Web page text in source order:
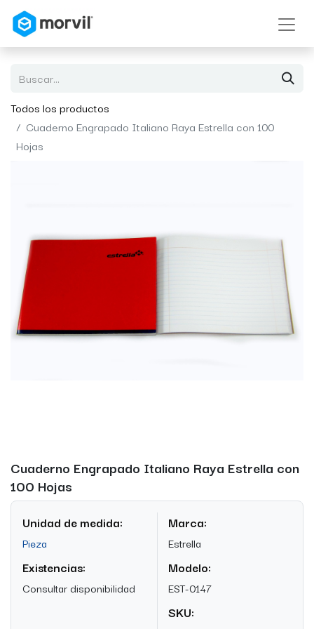
Todos los productos
Cuaderno Engrapado Italiano Raya Estrella con 100
Hojas
Cuaderno Engrapado Italiano Raya Estrella con
100 Hojas
Unidad de medida:
Pieza
Existencias:
Consultar disponibilidad
Marca:
Estrella
Modelo:
EST-0147
SKU: